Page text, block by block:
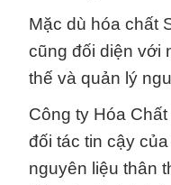
Mặc dù hóa chất
cũng đối diện với
thế và quản lý
Công ty Hóa
đối tác tin cậy
nguyên liệu thân